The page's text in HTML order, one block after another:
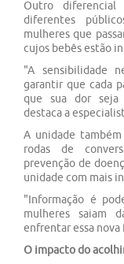
Outro
diferentes
mulheres que
cujos bebês estão
"A sensibilidade
garantir que cada
que sua dor seja
destaca a
A unidade
rodas de
prevenção de
unidade com mais
"Informação é
mulheres saiam
enfrentar essa nova
O impacto do